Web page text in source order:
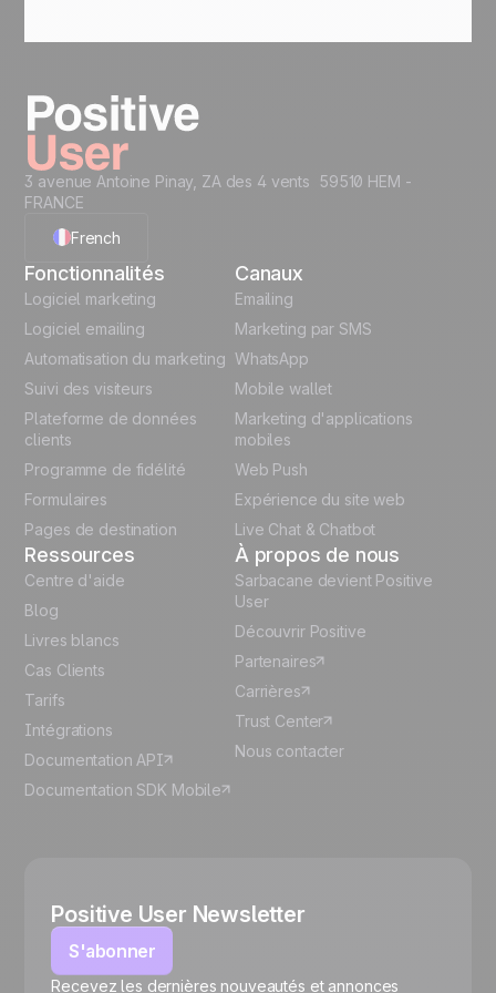
coordonnent les points de contact web et mobile
pour offrir aux utilisateurs une expérience
cohérente sur tous les appareils.
3 avenue Antoine Pinay, ZA des 4 vents 59510 HEM -
FRANCE
French
English
German
Italian
Fonctionnalités
Logiciel marketing
Logiciel emailing
Automatisation du marketing
Suivi des visiteurs
Plateforme de données
clients
Programme de fidélité
Formulaires
Pages de destination
Canaux
Emailing
Marketing par SMS
WhatsApp
Mobile wallet
Marketing d'applications
mobiles
Web Push
Expérience du site web
Live Chat & Chatbot
Ressources
Centre d'aide
Blog
Livres blancs
Cas Clients
Tarifs
Intégrations
Documentation API
Documentation SDK Mobile
À propos de nous
Sarbacane devient Positive
User
Découvrir Positive
Partenaires
Carrières
Trust Center
Nous contacter
Positive User Newsletter
S'abonner
Recevez les dernières nouveautés et annonces